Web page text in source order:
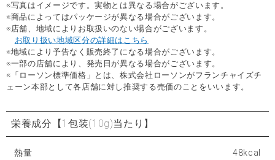
※写真はイメージです。実物とは異なる場合がございます。
※商品によってはパッケージが異なる場合がございます。
※店舗、地域によりお取扱いのない場合がございます。
お取り扱い地域区分の詳細はこちら
※地域により予告なく販売終了になる場合がございます。
※一部の店舗により、発売日が異なる場合がございます。
※「ローソン標準価格」とは、株式会社ローソンがフランチャイズチ
ェーン本部として各店舗に対し推奨する売価のことをいいます。
栄養成分 【1包装(10g)当たり】
熱量 48kcal